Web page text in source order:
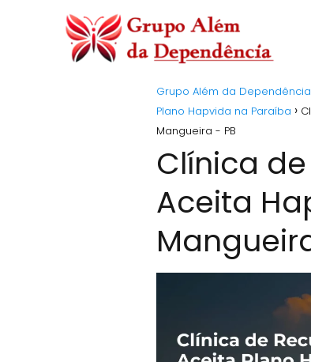
Grupo Além da Dependência
Plano Hapvida na Paraíba
Mangueira - PB
Clínica
Aceita